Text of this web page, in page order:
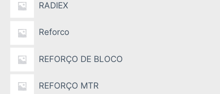
RADIEX
Reforco
REFORÇO DE BLOCO
REFORÇO MTR